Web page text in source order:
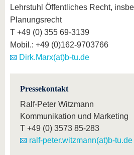
Lehrstuhl Öffentliches Recht,
Planungsrecht
T +49 (0) 355 69-3139
Mobil.: +49 (0)162-9703766
Dirk.Marx(at)b-tu.de
Pressekontakt
Ralf-Peter Witzmann
Kommunikation und Marketing
T +49 (0) 3573 85-283
ralf-peter.witzmann(at)b-tu.de